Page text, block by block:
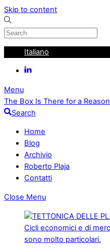
Skip to content
Italiano
Menu
The Box Is There for a Reason
Search
Home
Blog
Archivio
Roberto Plaja
Contatti
Close Menu